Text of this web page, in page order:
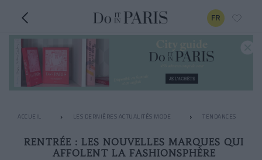
FR
ACCUEIL LES DERNIÈRES ACTUALITÉS MODE TENDANCES
RENTRÉE : LES NOUVELLES MARQUES QUI
AFFOLENT LA FASHIONSPHÈRE